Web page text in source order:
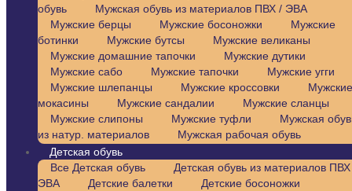
обувь
Мужская обувь из материалов ПВХ / ЭВА
Мужские берцы
Мужские босоножки
Мужские
ботинки
Мужские бутсы
Мужские великаны
Мужские домашние тапочки
Мужские дутики
Мужские сабо
Мужские тапочки
Мужские угги
Мужские шлепанцы
Мужские кроссовки
Мужские
мокасины
Мужские сандалии
Мужские сланцы
Мужские слипоны
Мужские туфли
Мужская
из натур. материалов
Мужская рабочая обувь
Детская обувь
Все Детская обувь
Детская обувь из материалов
ЭВА
Детские балетки
Детские босоножки